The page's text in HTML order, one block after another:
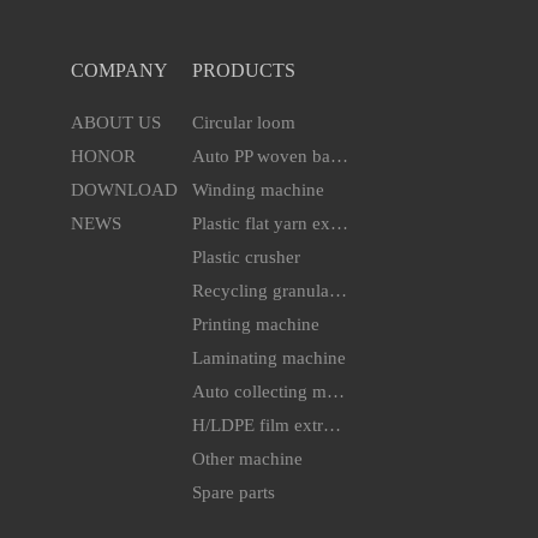
COMPANY
ABOUT US
HONOR
DOWNLOAD
NEWS
PRODUCTS
Circular loom
Auto PP woven bag cutting & sewing machine
Winding machine
Plastic flat yarn extruder line
Plastic crusher
Recycling granulator
Printing machine
Laminating machine
Auto collecting machine
H/LDPE film extruder machine
Other machine
Spare parts